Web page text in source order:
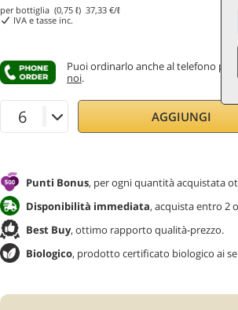
per bottiglia (0,75 ℓ) 37,33 €/ℓ
IVA e tasse inc.
Puoi ordinarlo anche al telefono
noi.
AGGIUNGI
Punti Bonus, per ogni quantità acquistata
Disponibilità immediata, acquista entro 2
Best Buy, ottimo rapporto qualità-prezzo.
Biologico, prodotto certificato biologico ai